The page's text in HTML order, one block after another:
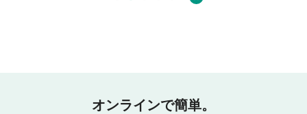
オンラインで簡単。